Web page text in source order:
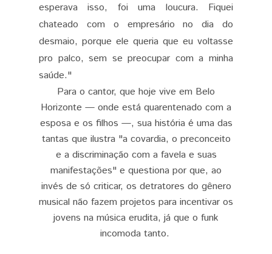
esperava isso, foi uma loucura. Fiquei
chateado com o empresário no dia do
desmaio, porque ele queria que eu voltasse
pro palco, sem se preocupar com a minha
saúde."
Para o cantor, que hoje vive em Belo
Horizonte — onde está quarentenado com a
esposa e os filhos —, sua história é uma das
tantas que ilustra "a covardia, o preconceito
e a discriminação com a favela e suas
manifestações" e questiona por que, ao
invés de só criticar, os detratores do gênero
musical não fazem projetos para incentivar os
jovens na música erudita, já que o funk
incomoda tanto.